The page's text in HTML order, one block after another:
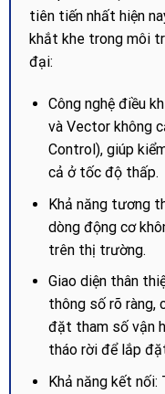
tiên tiến nhất hiện
khắt khe trong môi
đại:
Công nghệ điều
và Vector không
Control), giúp
cả ở tốc độ thấp.
Khả năng tương
dòng động cơ
trên thị trường.
Giao diện thân
thông số rõ ràng,
đặt tham số vận
tháo rời để lắp
Khả năng kết